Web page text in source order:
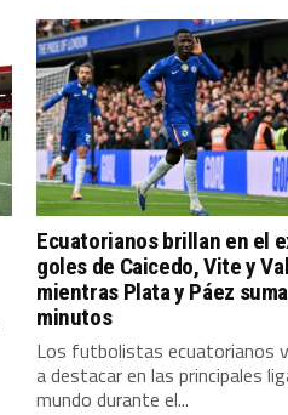
Ecuatorianos brillan en el
goles de Caicedo, Vite y
mientras Plata y Páez
minutos
Los futbolistas ecuatorianos
a destacar en las principales
mundo durante el...